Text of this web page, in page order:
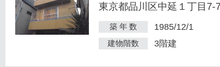
東京都品川区中延１丁目7-
築 年 数 1985/12/1
建物階数 3階建